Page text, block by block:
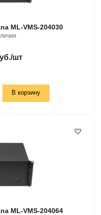
ML-VMS-204030
/шт
В корзину
ML-VMS-204064